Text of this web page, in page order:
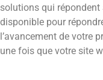
solutions qui répondent
disponible pour
l’avancement de votre
une fois que votre site